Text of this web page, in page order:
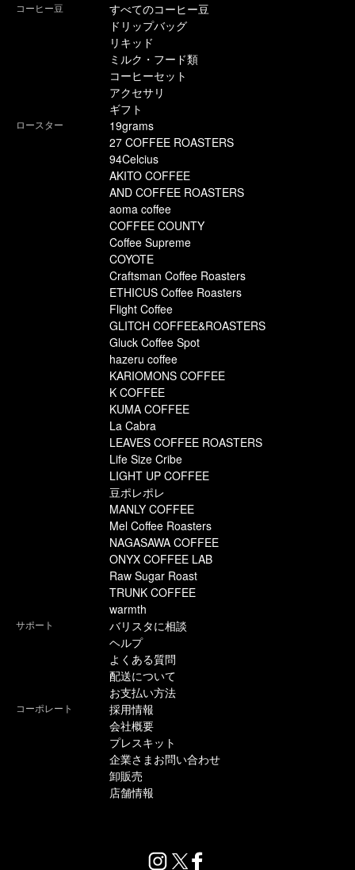
コーヒー豆
すべてのコーヒー豆
ドリップバッグ
リキッド
ミルク・フード類
コーヒーセット
アクセサリ
ギフト
ロースター
19grams
27 COFFEE ROASTERS
94Celcius
AKITO COFFEE
AND COFFEE ROASTERS
aoma coffee
COFFEE COUNTY
Coffee Supreme
COYOTE
Craftsman Coffee Roasters
ETHICUS Coffee Roasters
Flight Coffee
GLITCH COFFEE&ROASTERS
Gluck Coffee Spot
hazeru coffee
KARIOMONS COFFEE
K COFFEE
KUMA COFFEE
La Cabra
LEAVES COFFEE ROASTERS
Life Size Cribe
LIGHT UP COFFEE
豆ポレポレ
MANLY COFFEE
Mel Coffee Roasters
NAGASAWA COFFEE
ONYX COFFEE LAB
Raw Sugar Roast
TRUNK COFFEE
warmth
サポート
バリスタに相談
ヘルプ
よくある質問
配送について
お支払い方法
コーポレート
採用情報
会社概要
プレスキット
企業さまお問い合わせ
卸販売
店舗情報